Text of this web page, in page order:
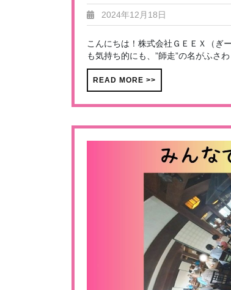
2024年12月18日
こんにちは！株式会社ＧＥＥＸ（ぎ
も気持ち的にも、”師走”の名がふ
READ MORE >>